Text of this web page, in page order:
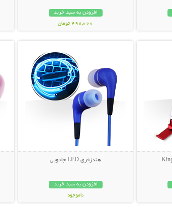
افزودن به سبد خرید
498,000 تومان
هندزفری LED جادویی
افزودن به سبد خرید
ناموجود